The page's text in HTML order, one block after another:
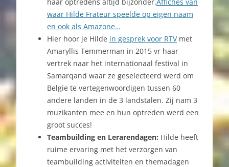
waar Hilde Frateur speelde op eigen naam
en ook als Amazone…
Hier hoor je Hilde in gesprek voor RTVmet
Amaryllis Temmerman in 2015 vr haar
vertrek naar het internationaal festival in
Samarqand waar ze geselecteerd werd om
Belgie te vertegenwoordigen tussen 60
andere landen in de 3 landstalen. Zij nam 3
muzikanten mee en hun optreden werd een
groot succes!
Teambuilding en Lerarendagen: Hilde heeft
ruime ervaring met het verzorgen van
teambuilding activiteiten en themadagen